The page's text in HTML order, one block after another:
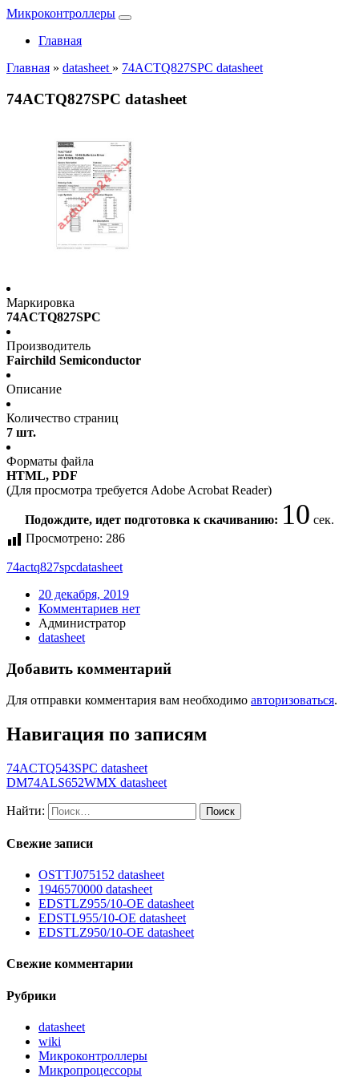
Микроконтроллеры
Главная
Главная » datasheet » 74ACTQ827SPC datasheet
74ACTQ827SPC datasheet
Маркировка
74ACTQ827SPC
Производитель
Fairchild Semiconductor
Описание
Количество страниц
7 шт.
Форматы файла
HTML, PDF
(Для просмотра требуется Adobe Acrobat Reader)
Подождите, идет подготовка к скачиванию: 10 сек.
Просмотрено: 286
74actq827spcdatasheet
20 декабря, 2019
Комментариев нет
Администратор
datasheet
Добавить комментарий
Для отправки комментария вам необходимо авторизоваться.
Навигация по записям
74ACTQ543SPC datasheet
DM74ALS652WMX datasheet
Найти:
Свежие записи
OSTTJ075152 datasheet
1946570000 datasheet
EDSTLZ955/10-OE datasheet
EDSTL955/10-OE datasheet
EDSTLZ950/10-OE datasheet
Свежие комментарии
Рубрики
datasheet
wiki
Микроконтроллеры
Микропроцессоры